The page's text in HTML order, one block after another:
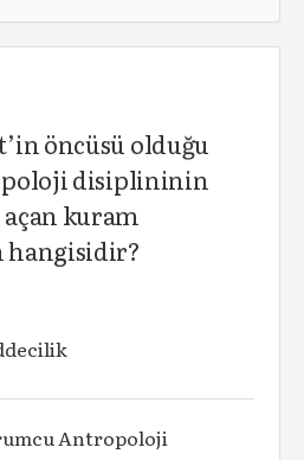
öncüsü olduğu
disiplininin
kuram
hangisidir?
Antropoloji